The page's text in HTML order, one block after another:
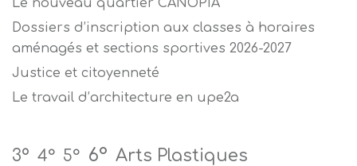
Le nouveau quartier CANOPIA
Dossiers d’inscription aux classes à horaires
aménagés et sections sportives 2026-2027
Justice et citoyenneté
Le travail d’architecture en upe2a
3° 4° 5° 6° Arts Plastiques